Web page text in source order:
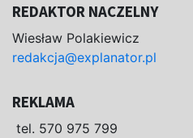
REDAKTOR NACZELNY
Wiesław Polakiewicz
redakcja@explanator.pl
REKLAMA
tel. 570 975 799